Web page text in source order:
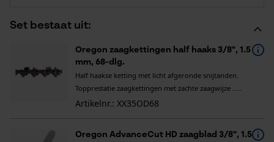
Set bestaat uit:
Oregon zaagkettingen half haaks 3/8", 1.5
mm, 68-dlg.
Half haakse ketting met licht afgeronde snijtanden.
Topprestatie zaagkettingen met zachte zaagwijze .....
Artikelnr.: XX35OD68
Oregon AdvanceCut HD zaagblad 3/8", 1.5